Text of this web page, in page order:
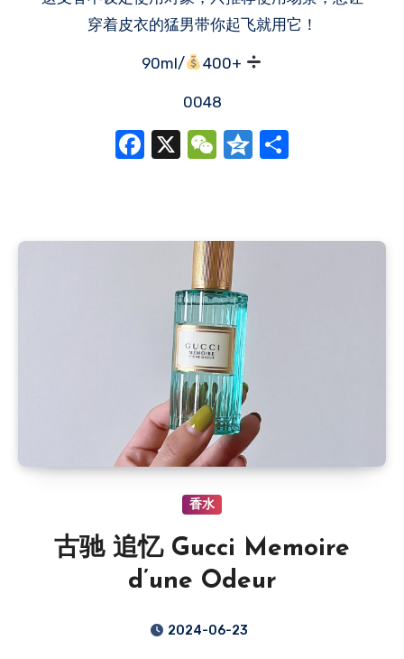
穿着皮衣的猛男带你起飞就用它！
90ml/ 400+
0048
Facebook
X WeChat
Qzone
香水
古驰 追忆 Gucci Memoire
d’une Odeur
2024-06-23